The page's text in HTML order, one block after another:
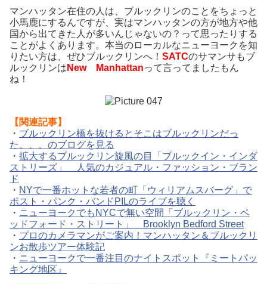
マンハッタン在住の人は、ブルックリンのことをちょっと
小馬鹿にするんですが、実はマンハッタンの方が地方や他
国から出てきた人が多いんじゃないの？って思ったりする
ことがよくあります。本当のローカルなニューヨークを知
りたい方は、ぜひブルックリンへ！ SATCのサマンサもブ
ルックリンは New Manhattanって言ってましたもん
ね！
【関連記事】
・ ブルックリン橋を抜けるとそこはブルックリンだっ
た、、、のブログを見る
・ 拡大するブルックリン旋風の目「ブルックイン・インダ
ストリーズ」 人気のカジュアル・ファッション・ブラン
ド
・ NYで一番ホットな若者の町「ウィリアムスバーグ」で
ポスト・パンク・バンドPILのライブを聴く
・ ニューヨークでもNYCで無い空間「ブルックリン・ベ
ッドフォード・ストリート」 Brooklyn Bedford Street
・ プロのカメラマンがご案内！マンハッタン＆ブルックリ
ンお散歩ツアー体験記
・ ニューヨークで一番注目のナイトスポット『ミートパッ
キング地区』